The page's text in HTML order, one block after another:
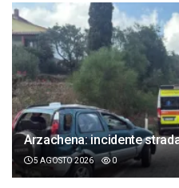
Arzachena: incidente
5 AGOSTO 2026 0